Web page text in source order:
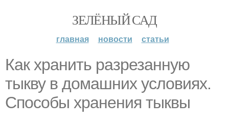
ЗЕЛЁНЫЙ САД
главная новости статьи
Как хранить разрезанную
тыкву в домашних условиях.
Способы хранения тыквы